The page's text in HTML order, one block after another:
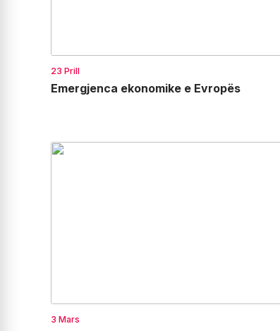
23 Prill
Emergjenca ekonomike e Evropës
3 Mars